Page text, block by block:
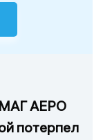
АЕРО
потерпел